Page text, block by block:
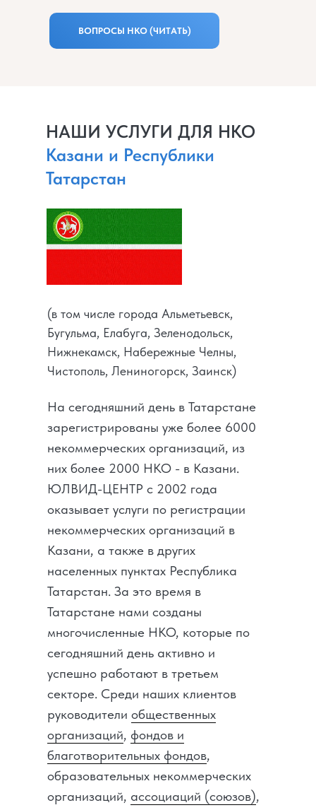
ВОПРОСЫ НКО (ЧИТАТЬ)
НАШИ УСЛУГИ ДЛЯ НКО
Казани и Республики
Татарстан
(в том числе города Альметьевск,
Бугульма, Елабуга, Зеленодольск,
Нижнекамск, Набережные Челны,
Чистополь, Лениногорск, Заинск)
На сегодняшний день в Татарстане
зарегистрированы уже более 6000
некоммерческих организаций, из
них более 2000 НКО - в Казани. ​
ЮЛВИД-ЦЕНТР с 2002 года
оказывает услуги по регистрации
некоммерческих организаций в
Казани, а также в других
населенных пунктах Республика
Татарстан. За это время в
Татарстане нами созданы
многочисленные НКО, которые по
сегодняшний день активно и
успешно работают в третьем
секторе. Среди наших клиентов
руководители общественных
организаций, фондов и
благотворительных фондов,
образовательных некоммерческих
организаций, ассоциаций (союзов),